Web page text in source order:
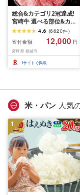
総合&カテゴリ2冠達成!
宮崎牛 選べる部位&カッ
ト (赤身&霜降り)or(赤身
のみ) 500g 1kg 2kg[発
送時期が選べる] 牛肉 焼
肉 すき焼き しゃぶしゃ
ぶ ステーキ ギフト お中
4.6 (6620件)
寄付金額
12,000 円
宮崎県 都城市
1サイトで掲載
米・パン 人気
1